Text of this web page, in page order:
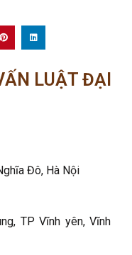
LUẬT ĐẠI
Đô, Hà Nội
TP Vĩnh yên, Vĩnh